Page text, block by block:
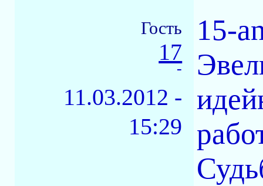
Гость
17
-
11.03.2012 -
15:29
15-